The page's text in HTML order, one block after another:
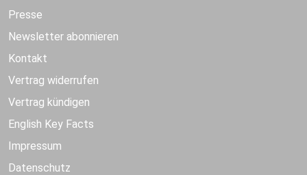
Presse
Newsletter abonnieren
Kontakt
Vertrag widerrufen
Vertrag kündigen
English Key Facts
Impressum
Datenschutz